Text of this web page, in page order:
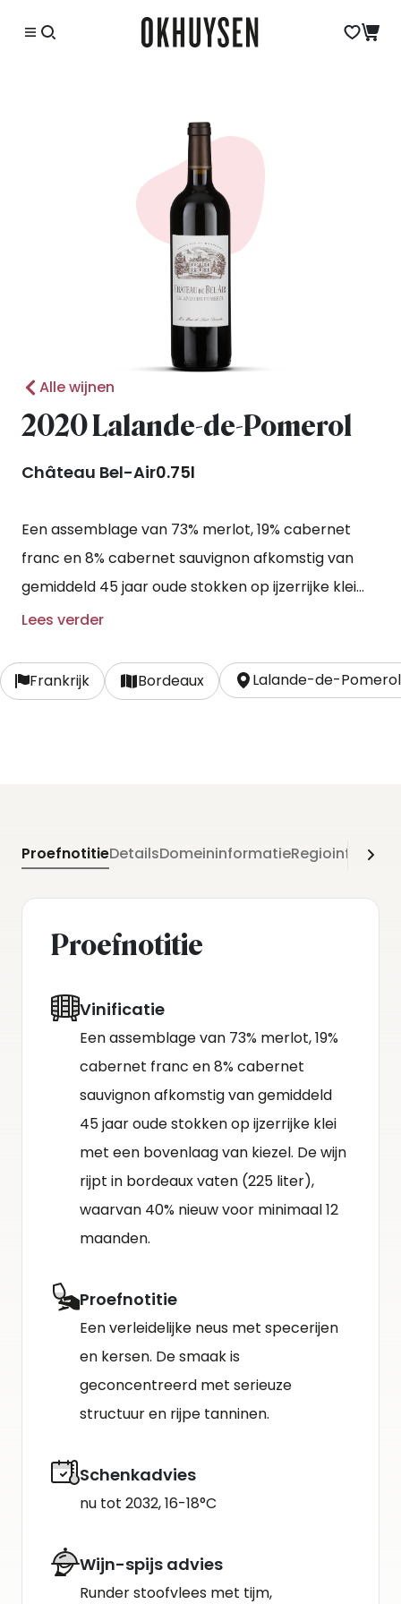
Alle wijnen
2020 Lalande-de-Pomerol
Château Bel-Air0.75l
Een assemblage van 73% merlot, 19% cabernet
franc en 8% cabernet sauvignon afkomstig van
gemiddeld 45 jaar oude stokken op ijzerrijke klei
met een bovenlaag van kiezel. De wijn rijpt in
voor minimaal 12 maanden.
Lees verder
Frankrijk Bordeaux Lalande-de-
ProefnotitieDetailsDomeininformatie
Proefnotitie
Vinificatie
Een assemblage van 73% merlot, 19%
cabernet franc en 8% cabernet
sauvignon afkomstig van gemiddeld
45 jaar oude stokken op ijzerrijke klei
met een bovenlaag van kiezel. De wijn
rijpt in bordeaux vaten (225 liter),
waarvan 40% nieuw voor minimaal 12
maanden.
Proefnotitie
Een verleidelijke neus met specerijen
en kersen. De smaak is
geconcentreerd met serieuze
structuur en rijpe tanninen.
Schenkadvies
nu tot 2032, 16-18°C
Wijn-spijs advies
Runder stoofvlees met tijm,